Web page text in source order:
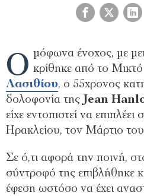
Ο μόφωνα ένοχος, με
κρίθηκε από το
Λασιθίου, ο 55χρονος
δολοφονία της Jean
είχε εντοπιστεί να επιπλέει
Ηρακλείου, τον Μάρτιο
Σε ό,τι αφορά την ποινή,
σύντροφό της επιβλήθηκε
έφεση ωστόσο να έχει